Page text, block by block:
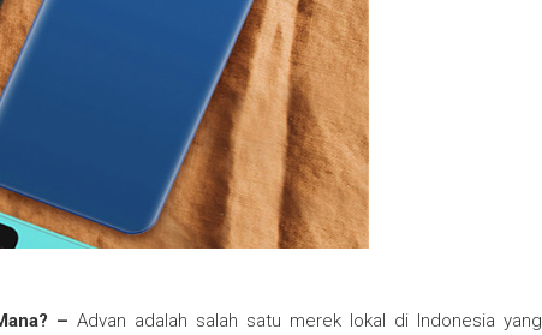
– Advan adalah salah satu merek lokal di Indonesia yang